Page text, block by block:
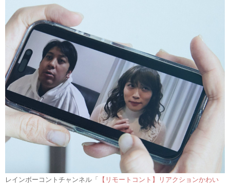
レインボーコントチャンネル「
【リモートコント】リアクションかわい